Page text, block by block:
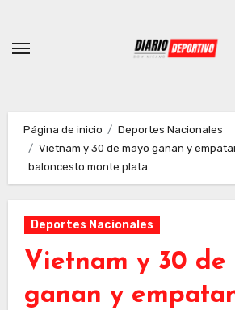
contenido
Página de inicio
Deportes Nacionales
Vietnam y 30 de mayo ganan y
baloncesto monte plata
Deportes Nacionales
Vietnam y 30 de
ganan y